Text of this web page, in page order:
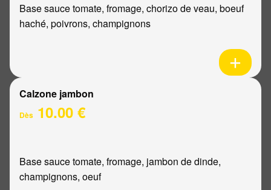
Base sauce tomate, fromage, chorizo de veau, boeuf
haché, poivrons, champignons
Calzone jambon
Dès 10.00 €
Base sauce tomate, fromage, jambon de dinde,
champignons, oeuf